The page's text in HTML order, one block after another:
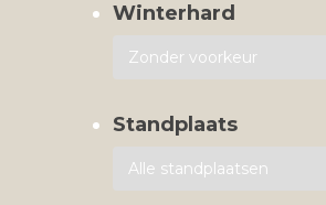
Winterhard
Standplaats